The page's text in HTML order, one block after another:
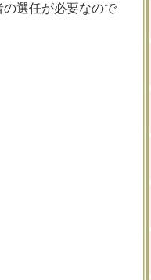
選任が必要なので